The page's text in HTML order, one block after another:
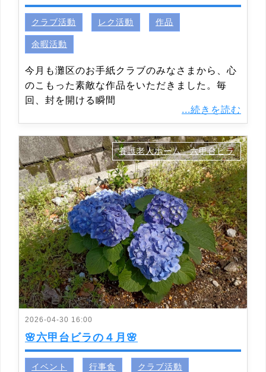
クラブ活動 レク活動 作品
余暇活動
今月も灘区のお手紙クラブのみなさまから、心
のこもった素敵な作品をいただきました。毎
回、封を開ける瞬間
...続きを読む
2026-04-30 16:00
🌸六甲台ビラの４月🌸
養護老人ホーム 六甲台ビラ
イベント 行事食 クラブ活動